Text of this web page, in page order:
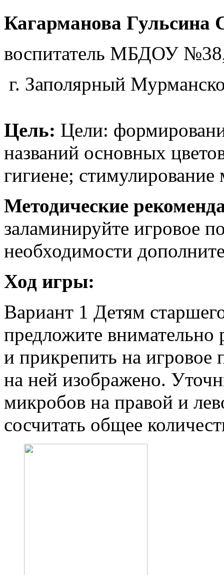
Кагарманова Гульсина
воспитатель МБДОУ
г. Заполярный
Цель: Цели:
названий основных
гигиене;
Методические
заламинируйте игровое
необходимости
Ход игры:
Вариант 1 Детям
предложите внимательно
и прикрепить на игровое
на ней изображено.
микробов на правой и
сосчитать общее